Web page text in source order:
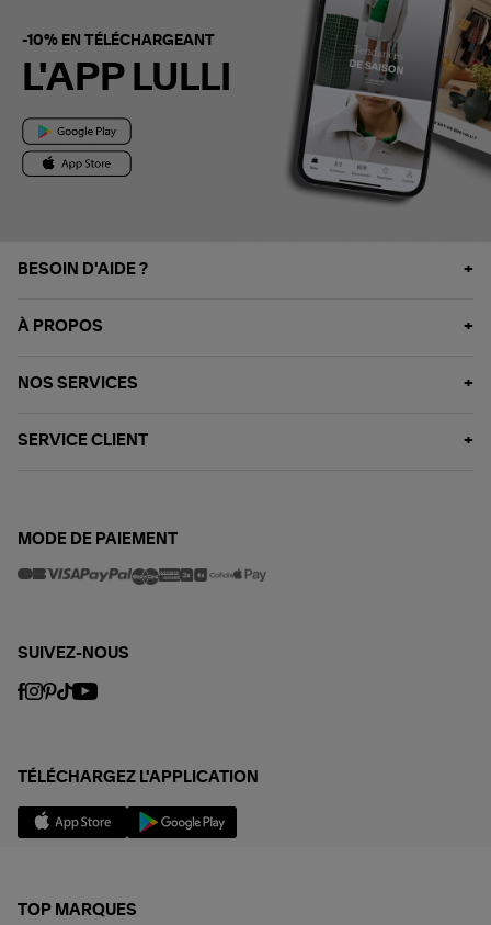
-10% EN TÉLÉCHARGEANT
L'APP LULLI
BESOIN D'AIDE ?
À PROPOS
NOS SERVICES
SERVICE CLIENT
MODE DE PAIEMENT
SUIVEZ-NOUS
TÉLÉCHARGEZ L'APPLICATION
TOP MARQUES